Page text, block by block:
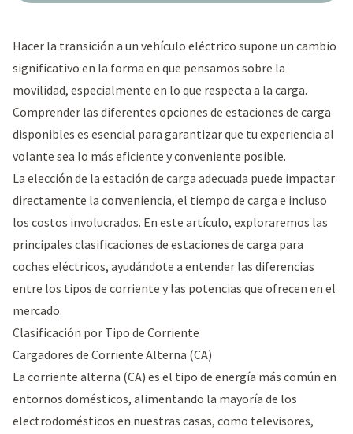
Hacer la transición a un vehículo eléctrico supone un cambio
significativo en la forma en que pensamos sobre la
movilidad, especialmente en lo que respecta a la carga.
Comprender las diferentes opciones de estaciones de carga
disponibles es esencial para garantizar que tu experiencia al
volante sea lo más eficiente y conveniente posible.
La elección de la estación de carga adecuada puede impactar
directamente la conveniencia, el tiempo de carga e incluso
los costos involucrados. En este artículo, exploraremos las
principales clasificaciones de estaciones de carga para
coches eléctricos, ayudándote a entender las diferencias
entre los tipos de corriente y las potencias que ofrecen en el
mercado.
Clasificación por Tipo de Corriente
Cargadores de Corriente Alterna (CA)
La corriente alterna (CA) es el tipo de energía más común en
entornos domésticos, alimentando la mayoría de los
electrodomésticos en nuestras casas, como televisores,